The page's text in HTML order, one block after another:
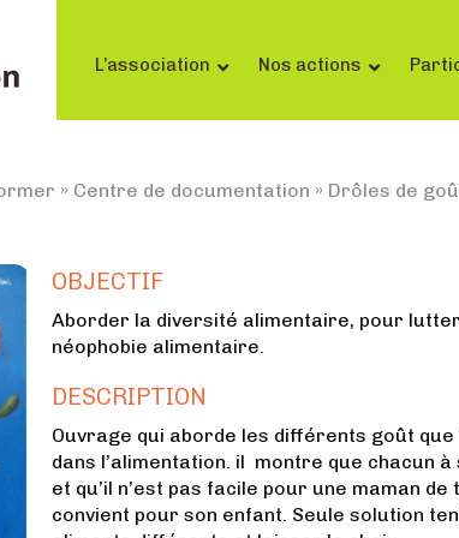
L’association Nos actions
» Centre de documentation » Drôles de
OBJECTIF
Aborder la diversité alimentaire, pour
néophobie alimentaire.
DESCRIPTION
Ouvrage qui aborde les différents goût que
dans l’alimentation. il montre que chacun
et qu’il n’est pas facile pour une maman de
convient pour son enfant. Seule solution